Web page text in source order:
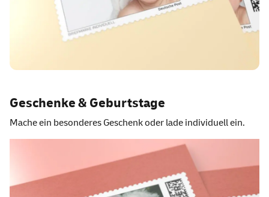
Geschenke & Geburtstage
Mache ein besonderes Geschenk oder lade individuell ein.